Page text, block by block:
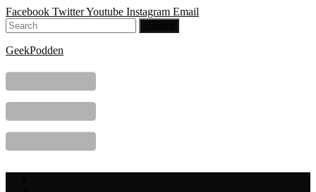
Facebook TwitterYoutube Instagram Email
GeekPodden